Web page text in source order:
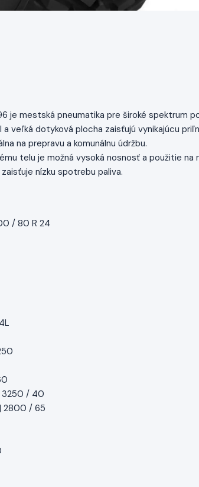
je mestská pneumatika pre široké spektrum
veľká dotyková plocha zaisťujú vynikajúcu
na prepravu a komunálnu údržbu.
telu je možná vysoká nosnosť a použitie na
nízku spotrebu paliva.
/ 80 R 24
3250 / 40
2800 / 65